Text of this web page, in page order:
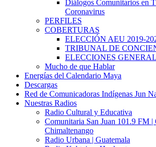
Diálogos Comunitarios en
Coronavirus
PERFILES
COBERTURAS
ELECCIÓN AEU 2019-
TRIBUNAL DE
ELECCIONES
Mucho de que Hablar
Energías del Calendario Maya
Descargas
Red de Comunicadoras Indígenas Jun
Nuestras Radios
Radio Cultural y Educativa
Comunitaria San Juan 101.9 FM |
Chimaltenango
Radio Urbana | Guatemala